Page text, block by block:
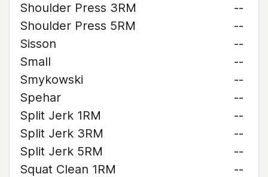
Shoulder Press 3RM
--
Shoulder Press 5RM
--
Sisson
--
Small
--
Smykowski
--
Spehar
--
Split Jerk 1RM
--
Split Jerk 3RM
--
Split Jerk 5RM
--
Squat Clean 1RM
--